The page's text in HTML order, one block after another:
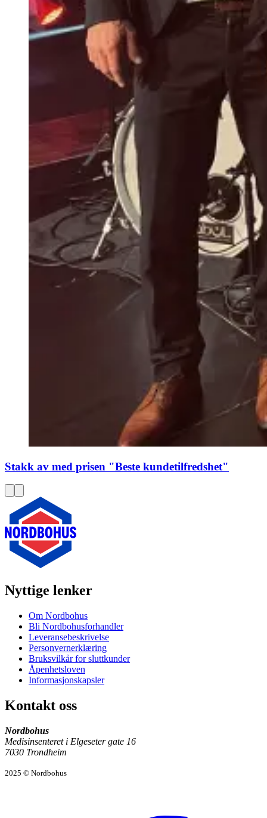
Stakk av med prisen "Beste kundetilfredshet"
Nyttige lenker
Om Nordbohus
Bli Nordbohusforhandler
Leveransebeskrivelse
Personvernerklæring
Bruksvilkår for sluttkunder
Åpenhetsloven
Informasjonskapsler
Kontakt oss
Nordbohus
Medisinsenteret i Elgeseter gate 16
7030 Trondheim
2025 © Nordbohus